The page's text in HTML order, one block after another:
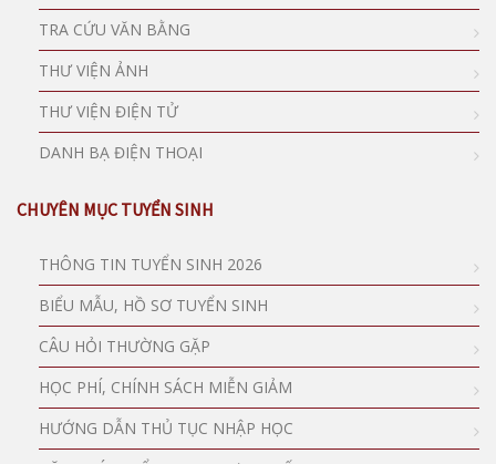
TRA CỨU VĂN BẰNG
THƯ VIỆN ẢNH
THƯ VIỆN ĐIỆN TỬ
DANH BẠ ĐIỆN THOẠI
CHUYÊN MỤC TUYỂN SINH
THÔNG TIN TUYỂN SINH 2026
BIỂU MẪU, HỒ SƠ TUYỂN SINH
CÂU HỎI THƯỜNG GẶP
HỌC PHÍ, CHÍNH SÁCH MIỄN GIẢM
HƯỚNG DẪN THỦ TỤC NHẬP HỌC